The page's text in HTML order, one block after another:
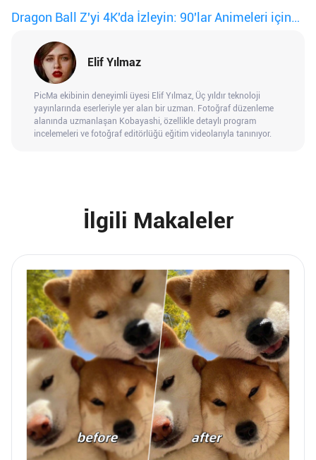
Dragon Ball Z'yi 4K'da İzleyin: 90'lar Animeleri için
AI Video İyileştirici
Elif Yılmaz
PicMa ekibinin deneyimli üyesi Elif Yılmaz, Üç yıldır teknoloji
yayınlarında eserleriyle yer alan bir uzman. Fotoğraf düzenleme
alanında uzmanlaşan Kobayashi, özellikle detaylı program
incelemeleri ve fotoğraf editörlüğü eğitim videolarıyla tanınıyor.
İlgili Makaleler